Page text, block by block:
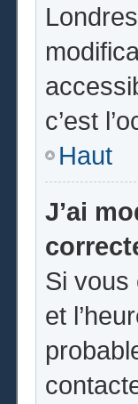
c’est
Haut
J’ai
Si vous
et